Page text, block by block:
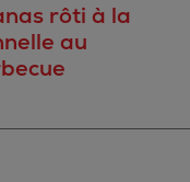
rôti à la
au